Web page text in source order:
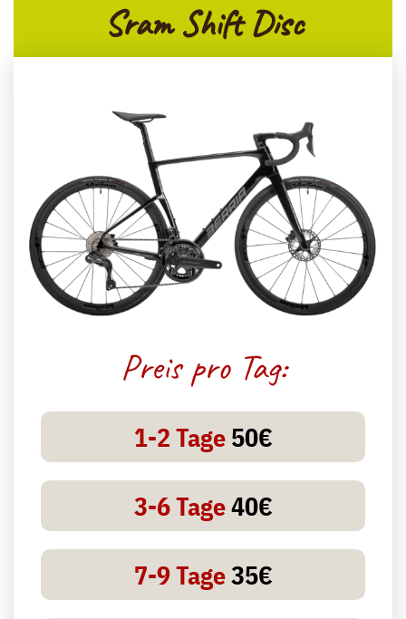
Sram Shift Disc
Preis pro Tag:
1-2 Tage50€
3-6 Tage40€
7-9 Tage35€